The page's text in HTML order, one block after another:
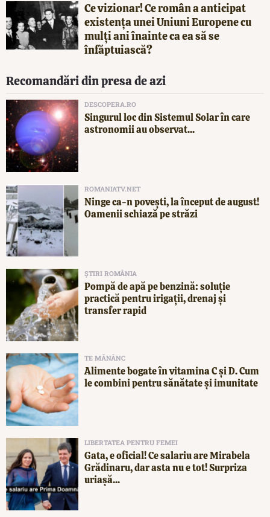
Ce vizionar! Ce român a anticipat
existența unei Uniuni Europene cu
mulți ani înainte ca ea să se
înfăptuiască?
Recomandări din presa de azi
DESCOPERA.RO
Singurul loc din Sistemul Solar în care
astronomii au observat...
ROMANIATV.NET
Ninge ca-n povești, la început de august!
Oamenii schiază pe străzi
ȘTIRI ROMÂNIA
Pompă de apă pe benzină: soluție
practică pentru irigații, drenaj și
transfer rapid
TE MĂNÂNC
Alimente bogate în vitamina C și D. Cum
le combini pentru sănătate și imunitate
LIBERTATEA PENTRU FEMEI
Gata, e oficial! Ce salariu are Mirabela
Grădinaru, dar asta nu e tot! Surpriza
uriașă...